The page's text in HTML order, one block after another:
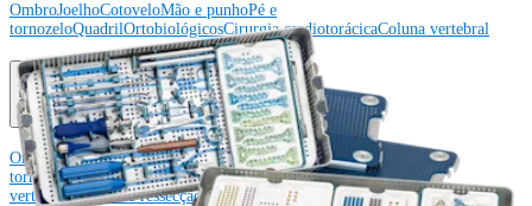
OmbroJoelhoCotoveloMão e punhoPé e
tornozeloQuadrilOrtobiológicosCirurgia cardiotorácicaColuna vertebral
Producto
OmbroJoelhoCotoveloMão e punhoPé e
tornozeloQuadrilOrtobiológicosCirurgia cardiotorácicaColuna
vertebralImagem e ressecção